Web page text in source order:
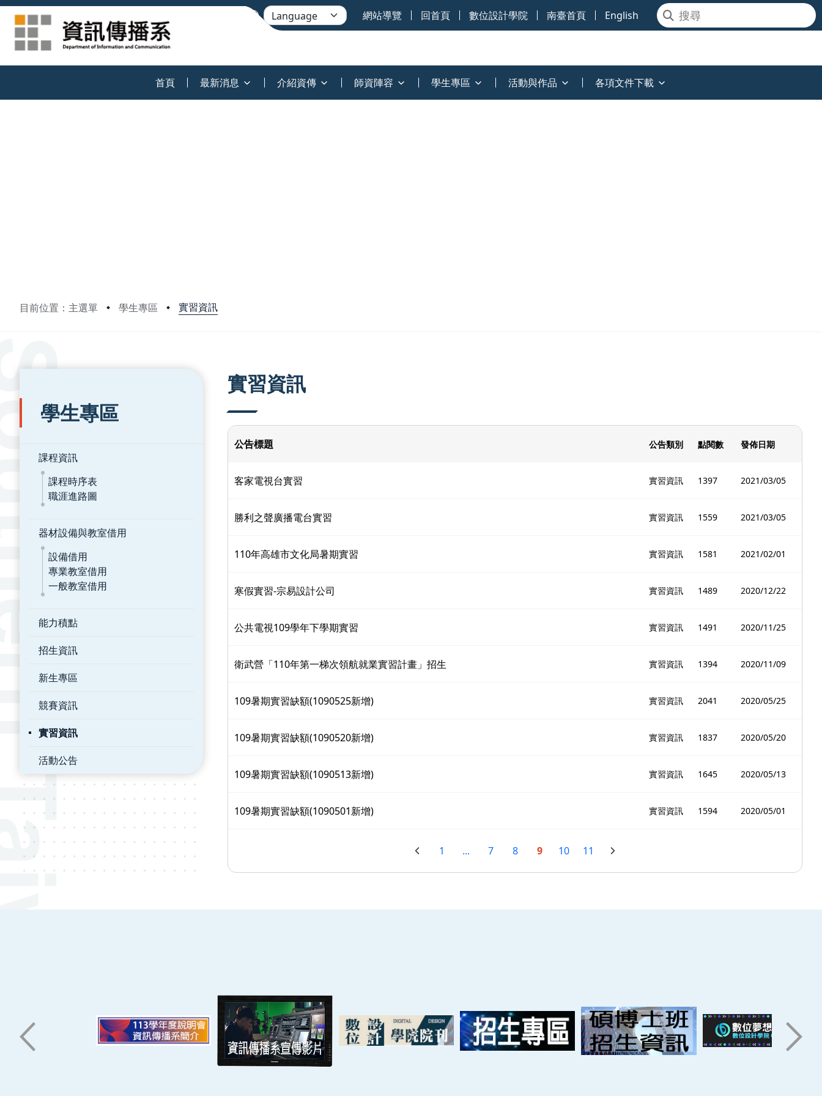
網站導覽 回首頁 數位設計學院 南臺首頁 English
首頁 最新消息 介紹資傳 師資陣容 學生專區 活動與作品 各項文件下載
目前位置：主選單 學生專區 實習資訊
:::
學生專區
課程資訊
課程時序表
職涯進路圖
器材設備與教室借用
設備借用
專業教室借用
一般教室借用
能力積點
招生資訊
新生專區
競賽資訊
實習資訊
活動公告
實習資訊
公告標題 公告類別 點閱數 發佈日期
客家電視台實習 實習資訊 1397 2021/03/05
勝利之聲廣播電台實習 實習資訊 1559 2021/03/05
110年高雄市文化局暑期實習 實習資訊 1581 2021/02/01
寒假實習-宗易設計公司 實習資訊 1489 2020/12/22
公共電視109學年下學期實習 實習資訊 1491 2020/11/25
衛武營「110年第一梯次領航就業實習計畫」招生 實習資訊 1394 2020/11/09
109暑期實習缺額(1090525新增) 實習資訊 2041 2020/05/25
109暑期實習缺額(1090520新增) 實習資訊 1837 2020/05/20
109暑期實習缺額(1090513新增) 實習資訊 1645 2020/05/13
109暑期實習缺額(1090501新增) 實習資訊 1594 2020/05/01
1 ... 7 8 9 10 11
ic@stust.edu.tw